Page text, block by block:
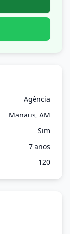
Agência
Manaus, AM
Sim
7 anos
120